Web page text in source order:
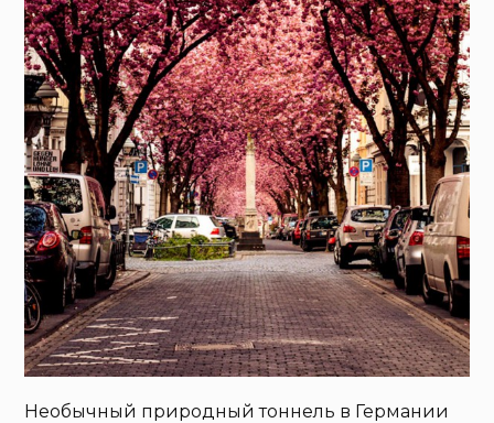
Необычный природный тоннель в Германии